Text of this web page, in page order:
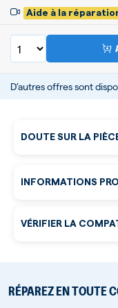
Aide à la
D’autres offres sont
DOUTE SUR LA
INFORMATIONS
RÉPAREZ EN TOUTE
VÉRIFIER LA